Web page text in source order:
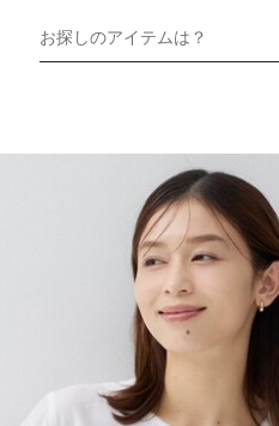
お探しのアイテムは？